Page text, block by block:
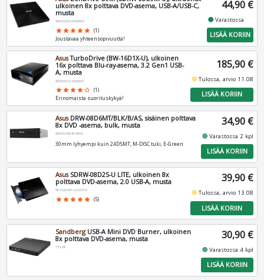
ulkoinen 8x polttava DVD-asema, USB-A/USB-C,
musta
90DD02A0-M29000
star star star star star (1)
Joustavaa yhteensopivuutta!
44,90 €
fiber_manual_recordVarastossa
LISÄÄ KORIIN
AsusTurboDrive (BW-16D1X-U), ulkoinen
16x polttava Blu-ray-asema, 3.2 Gen1 USB-
A, musta
90DD0210-M29000
star star star star star_border (1)
Erinomaista suorituskykyä!
185,90 €
fiber_manual_recordTulossa, arvio 11.08
LISÄÄ KORIIN
AsusDRW-08D6MT/BLK/B/AS, sisäinen polttava
8x DVD -asema, bulk, musta
90DD0340-B19000
30mm lyhyempi kuin 24D5MT, M-DISC tuki, E-Green
34,90 €
fiber_manual_recordVarastossa 2 kpl
LISÄÄ KORIIN
AsusSDRW-08D2S-U LITE, ulkoinen 8x
polttava DVD-asema, 2.0 USB-A, musta
90-DQ0435-UA221KZ
star star star star star (5)
39,90 €
fiber_manual_recordTulossa, arvio 13.08
LISÄÄ KORIIN
SandbergUSB-A Mini DVD Burner, ulkoinen
8x polttava DVD-asema, musta
133-66
30,90 €
fiber_manual_recordVarastossa 4 kpl
LISÄÄ KORIIN